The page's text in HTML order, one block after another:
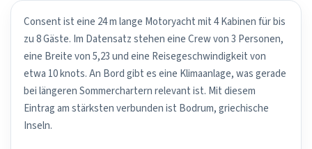
Consent ist eine 24 m lange Motoryacht mit 4 Kabinen für bis
zu 8 Gäste. Im Datensatz stehen eine Crew von 3 Personen,
eine Breite von 5,23 und eine Reisegeschwindigkeit von
etwa 10 knots. An Bord gibt es eine Klimaanlage, was gerade
bei längeren Sommerchartern relevant ist. Mit diesem
Eintrag am stärksten verbunden ist Bodrum, griechische
Inseln.